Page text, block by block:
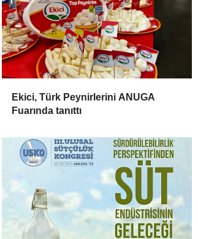
Ekici, Türk Peynirlerini ANUGA
Fuarında tanıttı